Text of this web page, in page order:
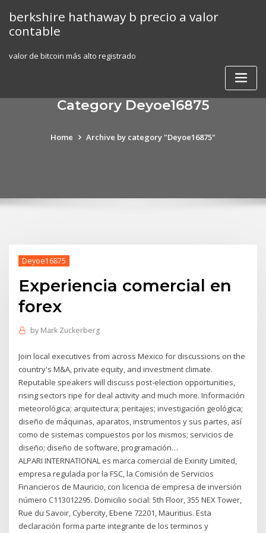
content
berkshire hathaway b precio a valor
contable
valor de bitcoin más alto registrado
Category Deyoe16875
Home Archive by category "Deyoe16875"
Deyoe16875
Experiencia comercial en
forex
by Mark Zuckerberg
Join local executives from across Mexico for discussions on the
country's M&A, private equity, and investment climate.
Reputable speakers will discuss post-election opportunities,
rising sectors ripe for deal activity and much more. Información
meteorológica; arquitectura; peritajes; investigación geológica;
diseño de máquinas, aparatos, instrumentos y sus partes, así
como de sistemas compuestos por los mismos; servicios de
diseño; diseño de software, programación…
ALPARI INTERNATIONAL es marca comercial de Exinity Limited,
empresa regulada por la FSC, la Comisión de Servicios
Financieros de Mauricio, con licencia de empresa de inversión
número C113012295. Domicilio social: 5th Floor, 355 NEX Tower,
Rue du Savoir, Cybercity, Ebene 72201, Mauritius. Esta
declaración forma parte integrante de los terminos y